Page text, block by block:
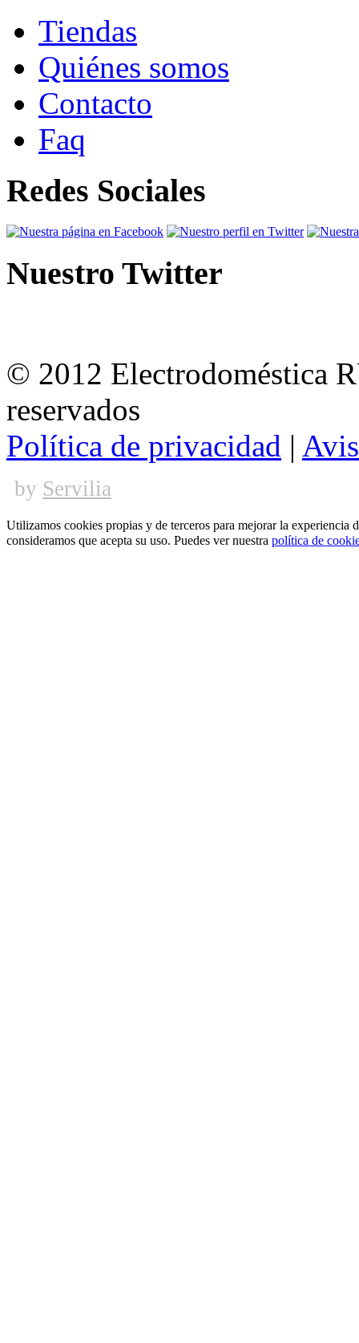
Tiendas
Quiénes somos
Contacto
Faq
Redes Sociales
Nuestro Twitter
© 2012 Electrodoméstica
reservados
Política de privacidad |
by Servilia
Utilizamos cookies propias y de terceros para mejorar la
consideramos que acepta su uso. Puedes ver nuestra política de